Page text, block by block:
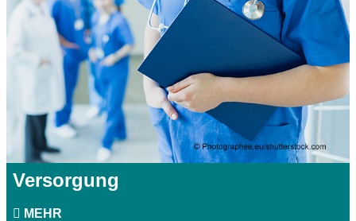
Versorgung
MEHR